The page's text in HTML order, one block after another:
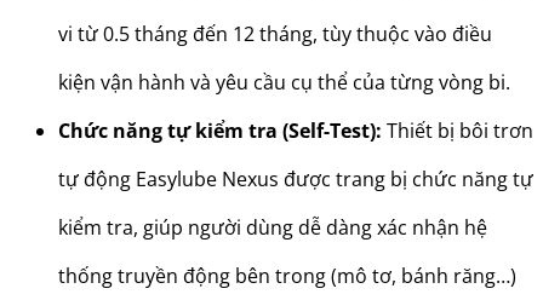
vi từ 0.5 tháng đến 12 tháng, tùy thuộc vào điều
kiện vận hành và yêu cầu cụ thể của từng vòng bi.
Chức năng tự kiểm tra (Self-Test): Thiết bị bôi trơn
tự động Easylube Nexus được trang bị chức năng tự
kiểm tra, giúp người dùng dễ dàng xác nhận hệ
thống truyền động bên trong (mô tơ, bánh răng…)